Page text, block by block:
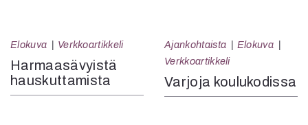
Elokuva Verkkoartikkeli
Harmaasävyistä
hauskuttamista
Ajankohtaista
Elokuva
Verkkoartikkeli
Varjoja koulukodissa